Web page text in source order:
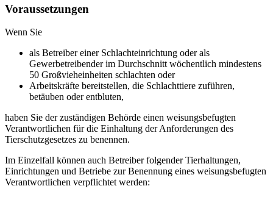
Voraussetzungen
Wenn Sie
als Betreiber einer Schlachteinrichtung oder als
Gewerbetreibender im Durchschnitt wöchentlich mindestens
50 Großvieheinheiten schlachten oder
Arbeitskräfte bereitstellen, die Schlachttiere zuführen,
betäuben oder entbluten,
haben Sie der zuständigen Behörde einen weisungsbefugten
Verantwortlichen für die Einhaltung der Anforderungen des
Tierschutzgesetzes zu benennen.
Im Einzelfall können auch Betreiber folgender Tierhaltungen,
Einrichtungen und Betriebe zur Benennung eines weisungsbefugten
Verantwortlichen verpflichtet werden: